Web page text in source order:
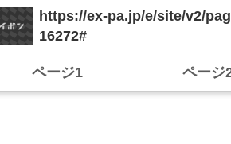
https://ex-pa.jp/e/site/v2/
16272#
ページ1 ページ